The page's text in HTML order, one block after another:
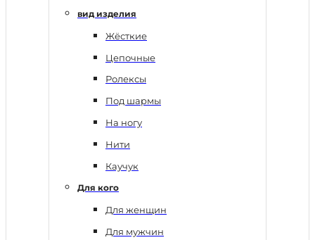
вид изделия
Жёсткие
Цепочные
Ролексы
Под шармы
На ногу
Нити
Каучук
Для кого
Для женщин
Для мужчин